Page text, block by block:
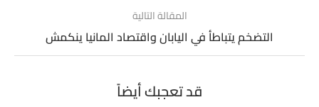
المقالة التالية
التضخم يتباطأ في اليابان واقتصاد المانيا ينكمش
قد تعجبك أيضاً